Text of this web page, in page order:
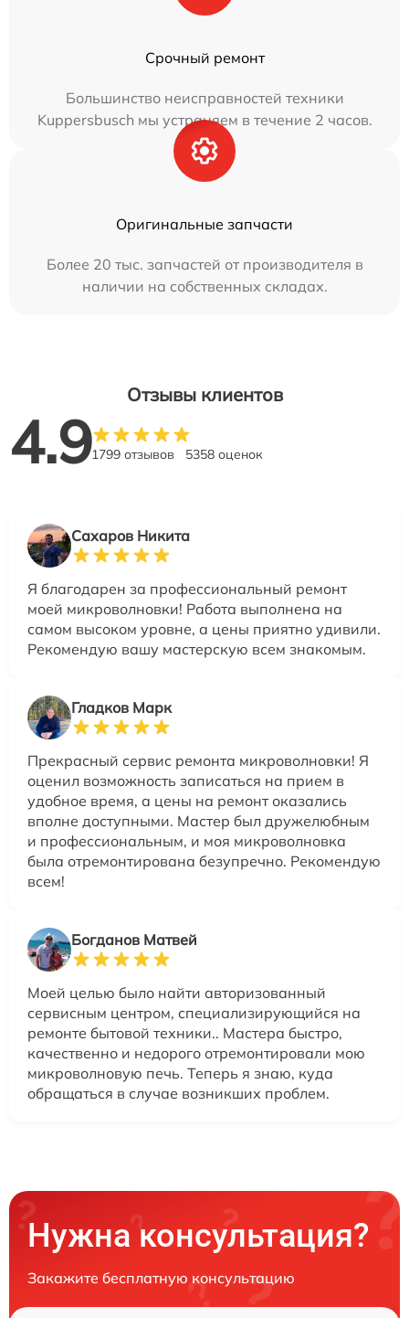
Срочный ремонт
Большинство неисправностей техники
Kuppersbusch мы устраняем в течение 2 часов.
Оригинальные запчасти
Более 20 тыс. запчастей от производителя в
наличии на собственных складах.
Отзывы клиентов
4.91799 отзывов 5358 оценок
Сахаров Никита
Я благодарен за профессиональный ремонт
моей микроволновки! Работа выполнена на
самом высоком уровне, а цены приятно удивили.
Рекомендую вашу мастерскую всем знакомым.
Гладков Марк
Прекрасный сервис ремонта микроволновки! Я
оценил возможность записаться на прием в
удобное время, а цены на ремонт оказались
вполне доступными. Мастер был дружелюбным
и профессиональным, и моя микроволновка
была отремонтирована безупречно. Рекомендую
всем!
Богданов Матвей
Моей целью было найти авторизованный
сервисным центром, специализирующийся на
ремонте бытовой техники.. Мастера быстро,
качественно и недорого отремонтировали мою
микроволновую печь. Теперь я знаю, куда
обращаться в случае возникших проблем.
Нужна консультация?
Закажите бесплатную консультацию